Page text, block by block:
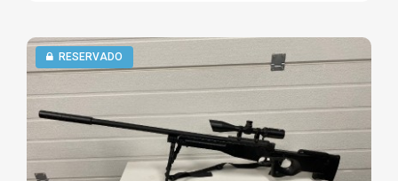
RESERVADO